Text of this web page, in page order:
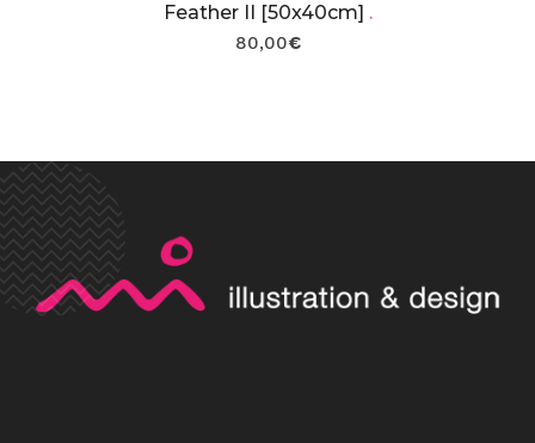
Feather II [50x40cm] .
80,00€